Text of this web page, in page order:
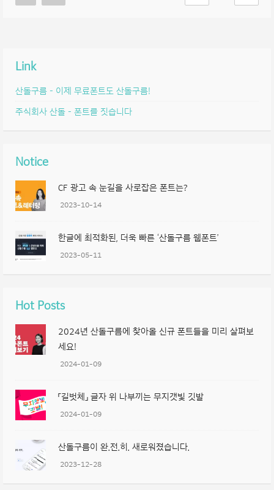
Link
산돌구름 – 이제 무료폰트도 산돌구름!
주식회사 산돌 – 폰트를 짓습니다
Notice
CF 광고 속 눈길을 사로잡은 폰트는?
2023-10-14
한글에 최적화된, 더욱 빠른 ‘산돌구름 웹폰트’
2023-05-11
Hot Posts
2024년 산돌구름에 찾아올 신규 폰트들을 미리 살펴보
세요!
2024-01-09
「길벗체」 글자 위 나부끼는 무지갯빛 깃발
2024-01-09
산돌구름이 완.전.히. 새로워졌습니다.
2023-12-28